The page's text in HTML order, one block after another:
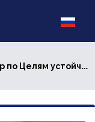
устойчивого развития